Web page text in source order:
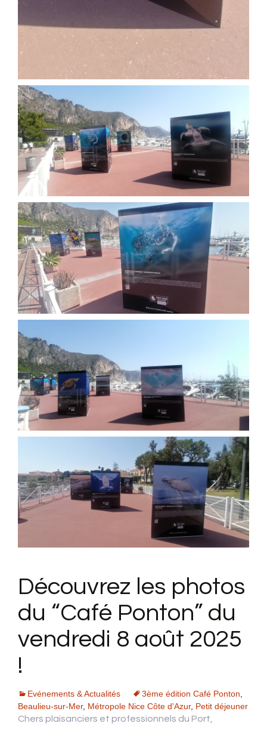
Découvrez les photos
du “Café Ponton” du
vendredi 8 août 2025
!
Evénements & Actualités 3ème édition Café Ponton,
Beaulieu-sur-Mer, Métropole Nice Côte d'Azur, Petit déjeuner
Chers plaisanciers et professionnels du Port,